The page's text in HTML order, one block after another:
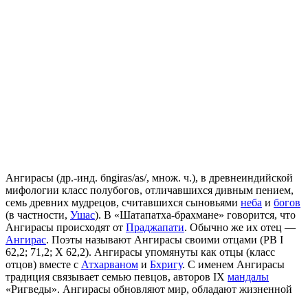
Ангирасы (др.-инд. бngiras/as/, множ. ч.), в древнеиндийской
мифологии класс полубогов, отличавшихся дивным пением,
семь древних мудрецов, считавшихся сыновьями неба и богов
(в частности, Ушас). В «Шатапатха-брахмане» говорится, что
Ангирасы происходят от Праджапати. Обычно же их отец —
Ангирас. Поэты называют Ангирасы своими отцами (РВ I
62,2; 71,2; X 62,2). Ангирасы упомянуты как отцы (класс
отцов) вместе с Атхарваном и Бхригу. С именем Ангирасы
традиция связывает семью певцов, авторов IX мандалы
«Ригведы». Ангирасы обновляют мир, обладают жизненной